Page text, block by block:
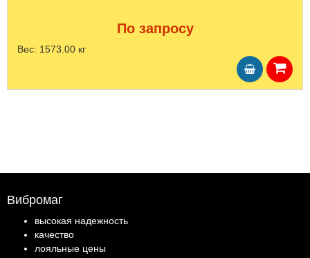
По запросу
Вес: 1573.00 кг
Вибромаг
высокая надежность
качество
лояльные цены